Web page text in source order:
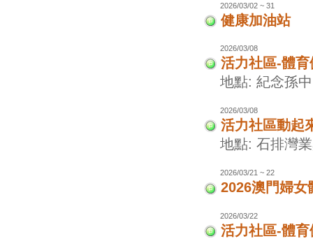
2026/03/02 ~ 31
健康加油站
2026/03/08
活力社區-體
地點: 紀念孫
2026/03/08
活力社區動起
地點: 石排灣
2026/03/21 ~ 22
2026澳門婦女
2026/03/22
活力社區-體